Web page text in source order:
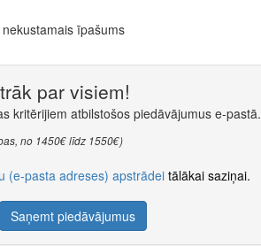
īpašums
par visiem!
kritērijiem atbilstošos piedāvājumus e-pastā.
no 1450€ līdz 1550€)
(e-pasta adreses) apstrādei tālākai saziņai.
Saņemt piedāvājumus